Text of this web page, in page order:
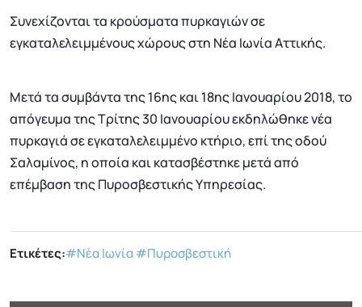
Συνεχίζονται τα κρούσματα πυρκαγιών σε
εγκαταλελειμμένους χώρους στη Νέα Ιωνία Αττικής.
Μετά τα συμβάντα της 16ης και 18ης Ιανουαρίου 2018, το
απόγευμα της Τρίτης 30 Ιανουαρίου εκδηλώθηκε νέα
πυρκαγιά σε εγκαταλελειμμένο κτήριο, επί της οδού
Σαλαμίνος, η οποία και κατασβέστηκε μετά από
επέμβαση της Πυροσβεστικής Υπηρεσίας.
Ετικέτες:#Νέα Ιωνία#Πυροσβεστική